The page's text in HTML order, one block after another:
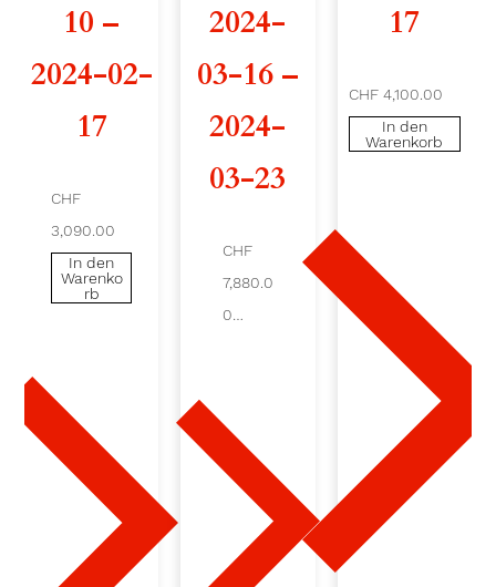
1
-
1
10 –
2024-02-
17
CHF
3,090.00
In den
Warenko
rb
2024-
03-16 –
2024-
03-23
CHF
7,880.0
0
17
CHF 4,100.00
In den
Warenkorb